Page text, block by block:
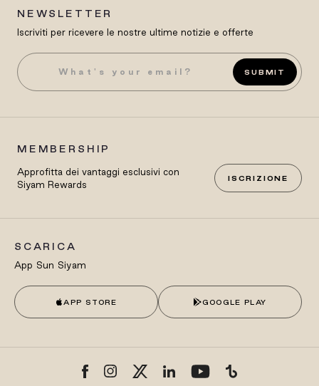
NEWSLETTER
Iscriviti per ricevere le nostre ultime notizie e offerte
SUBMIT
MEMBERSHIP
Approfitta dei vantaggi esclusivi con
Siyam Rewards
ISCRIZIONE
SCARICA
App Sun Siyam
APP STORE GOOGLE PLAY